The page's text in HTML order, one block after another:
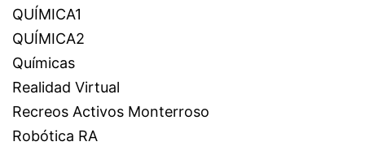
QUÍMICA1
QUÍMICA2
Químicas
Realidad Virtual
Recreos Activos Monterroso
Robótica RA